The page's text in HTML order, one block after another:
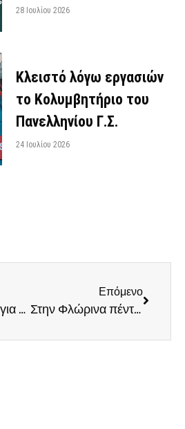
28 Ιουλίου 2026
Κλειστό λόγω εργασιών
το Κολυμβητήριο του
Πανελληνίου Γ.Σ.
24 Ιουλίου 2026
Σημαντική νίκη για τους Εφήβους μας στο Μπάσκετ, στην παράταση
Επόμενο
Στην Φλώρινα πέντε Ξιφομάχοι μας το Σάββατο 15/11 στην κατηγορία U17